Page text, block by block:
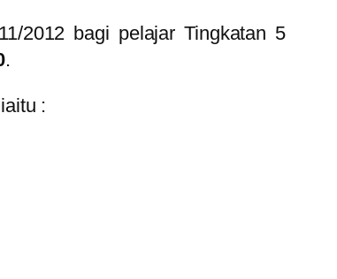
2012 bagi pelajar Tingkatan 5
.
: